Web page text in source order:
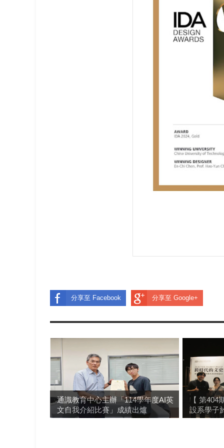
分享至 Facebook 分享至 Google+
通識教育中心主辦「114學年度AI英
文自我介紹比賽」成績出爐
【 第404
設系學子